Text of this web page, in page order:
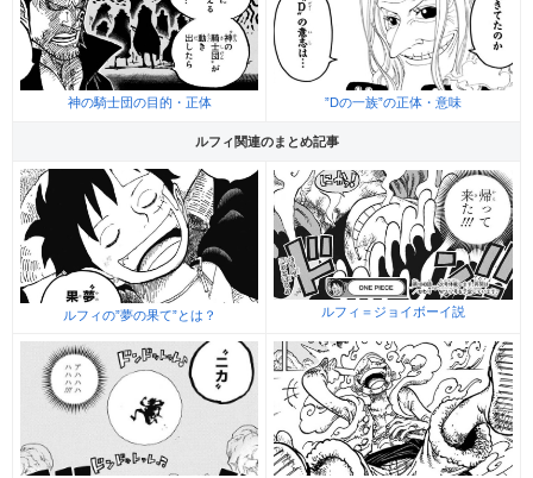
神の騎士団の目的・正体 ”Dの一族”の正体・意味
ルフィ関連のまとめ記事
ルフィの”夢の果て”とは？ ルフィ＝ジョイボーイ説